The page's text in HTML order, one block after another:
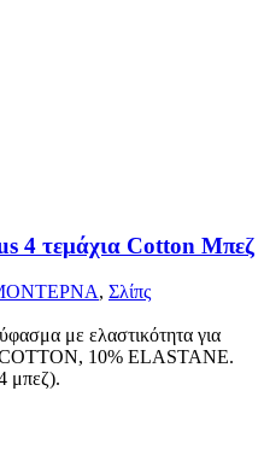
4 τεμάχια Cotton Μπεζ
, Σλίπς
με ελαστικότητα για
COTTON, 10% ELASTANΕ.
μπεζ).